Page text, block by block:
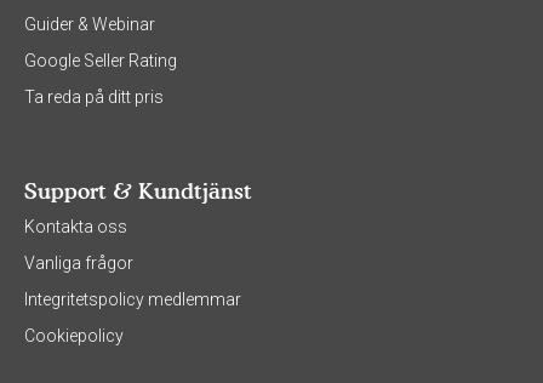
Guider & Webinar
Google Seller Rating
Ta reda på ditt pris
Support & Kundtjänst
Kontakta oss
Vanliga frågor
Integritetspolicy medlemmar
Cookiepolicy